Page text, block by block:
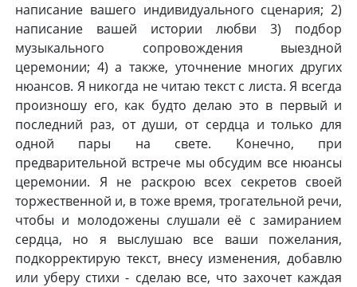
написание вашего индивидуального сценария; 2)
написание вашей истории любви 3) подбор
музыкального сопровождения выездной
церемонии; 4) а также, уточнение многих других
нюансов. Я никогда не читаю текст с листа. Я всегда
произношу его, как будто делаю это в первый и
последний раз, от души, от сердца и только для
одной пары на свете. Конечно, при
предварительной встрече мы обсудим все нюансы
церемонии. Я не раскрою всех секретов своей
торжественной и, в тоже время, трогательной речи,
чтобы и молодожены слушали её с замиранием
сердца, но я выслушаю все ваши пожелания,
подкорректирую текст, внесу изменения, добавлю
или уберу стихи - сделаю все, что захочет каждая